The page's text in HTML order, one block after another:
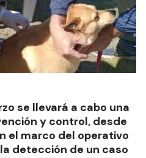
se llevará a cabo una
y control, desde
el marco del operativo
detección de un caso